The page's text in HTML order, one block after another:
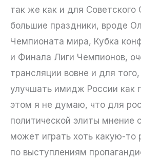
так же как и для
большие праздники, вроде
Чемпионата мира, Кубка
и Финала Лиги Чемпионов,
трансляции вовне и для
улучшать имидж России как
этом я не думаю, что для
политической элиты мнение
может играть хоть какую-то
по выступлениям